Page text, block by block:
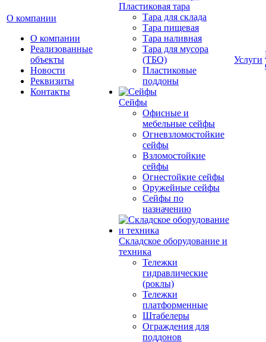
О компании
О компании
Реализованные
объекты
Новости
Реквизиты
Контакты
Пластиковая тара
Тара для склада
Тара пищевая
Тара наливная
Тара для мусора
(ТБО)
Пластиковые
поддоны
Сейфы
Офисные и
мебельные сейфы
Огневзломостойкие
сейфы
Взломостойкие
сейфы
Огнестойкие сейфы
Оружейные сейфы
Сейфы по
назначению
Складское оборудование и
техника
Тележки
гидравлические
(роклы)
Тележки
платформенные
Штабелеры
Ограждения для
поддонов
Услуги